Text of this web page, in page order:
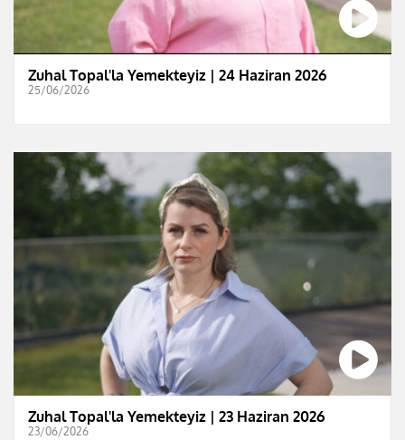
Zuhal Topal'la Yemekteyiz | 24 Haziran 2026
25/06/2026
Zuhal Topal'la Yemekteyiz | 23 Haziran 2026
23/06/2026